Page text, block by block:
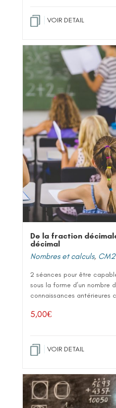
VOIR DETAIL
De la fraction
décimal
Nombres et calculs, CM2
2 séances pour être
sous la forme d’un nombre
connaissances antérieures
5,00€
VOIR DETAIL